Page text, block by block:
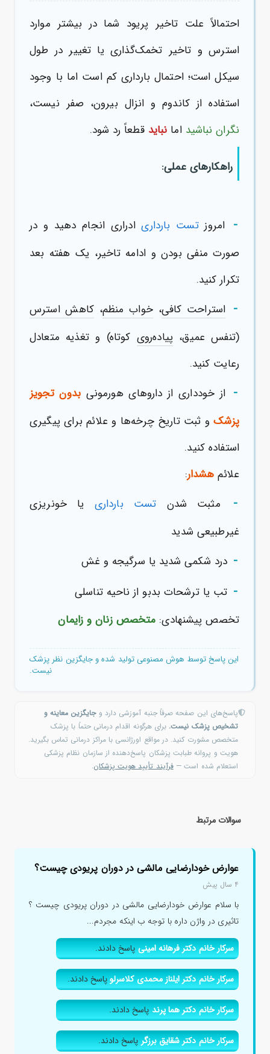
احتمالاً علت تاخیر پریود شما در بیشتر موارد
استرس و تاخیر تخمک‌گذاری یا تغییر در طول
سیکل است؛ احتمال بارداری کم است اما با وجود
استفاده از کاندوم و انزال بیرون، صفر نیست،
نگران نباشید اما نباید قطعاً رد شود.
راهکارهای عملی:
- امروزتست بارداریادراری انجام دهید و در
صورت منفی بودن و ادامه تاخیر، یک هفته بعد
تکرار کنید.
- استراحت کافی،خواب منظم، کاهش استرس
(تنفس عمیق،پیاده‌روی کوتاه) و تغذیه متعادل
رعایت کنید.
- از خودداری از داروهای هورمونی بدون تجویز
پزشکو ثبت تاریخ چرخه‌ها و علائم برای پیگیری
استفاده کنید.
علائم هشدار:
- مثبت شدن تست بارداری یا خونریزی
غیرطبیعی شدید
- درد شکمی شدید یا سرگیجه و غش
- تب یا ترشحات بدبو از ناحیه تناسلی
تخصص پیشنهادی: متخصص زنان و زایمان
این پاسخ توسط هوش مصنوعی تولید شده و جایگزین نظر پزشک
نیست.
پاسخ‌های این صفحه صرفاً جنبه آموزشی دارد وجایگزین معاینه و
تشخیص پزشک نیست. برای هرگونه اقدام درمانی حتماً با پزشک
متخصص مشورت کنید. در مواقع اورژانسی با مراکز درمانی تماس بگیرید.
هویت و پروانه طبابت پزشکان پاسخ‌دهنده از سازمان نظام پزشکی
استعلام شده است —فرآیند تأیید هویت پزشکان.
سوالات مرتبط
عوارض خودارضایی مالشی در دوران پریودی چیست؟
۴ سال پیش
با سلام عوارض خودارضایی مالشی در دوران پریودی چیست ؟
تاثیری در واژن داره با توجه ب اینکه مجردم...
سرکار خانم دکتر فرهانه امینیپاسخ دادند.
سرکار خانم دکتر ایلناز محمدی کلاسرلوپاسخ دادند.
سرکار خانم دکتر هما پرندپاسخ دادند.
سرکار خانم دکتر شقایق برزگرپاسخ دادند.